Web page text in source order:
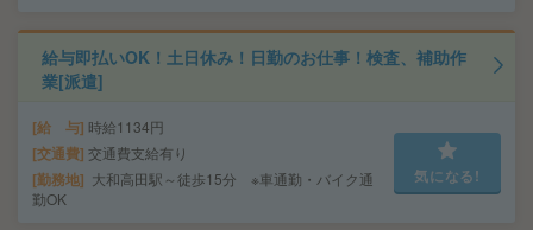
給与即払いOK！土日休み！日勤のお仕事！検査、補助作
業[派遣]
給 与 時給1134円
交通費 交通費支給有り
勤務地
大和高田駅～徒歩15分 ※車通勤・バイク通
勤OK
気になる!